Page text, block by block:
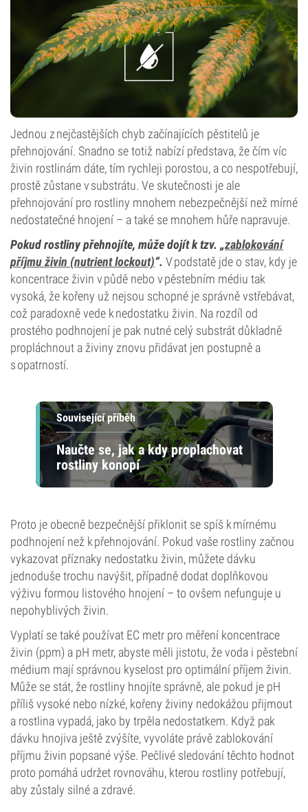
Jednou z nejčastějších chyb začínajících pěstitelů je
přehnojování. Snadno se totiž nabízí představa, že čím víc
živin rostlinám dáte, tím rychleji porostou, a co nespotřebují,
prostě zůstane v substrátu. Ve skutečnosti je ale
přehnojování pro rostliny mnohem nebezpečnější než mírné
nedostatečné hnojení – a také se mnohem hůře napravuje.
Pokud rostliny přehnojíte, může dojít k tzv. „zablokování
příjmu živin (nutrient lockout)“. V podstatě jde o stav, kdy je
koncentrace živin v půdě nebo v pěstebním médiu tak
vysoká, že kořeny už nejsou schopné je správně vstřebávat,
což paradoxně vede k nedostatku živin. Na rozdíl od
prostého podhnojení je pak nutné celý substrát důkladně
propláchnout a živiny znovu přidávat jen postupně a
s opatrností.
Související příběh
Naučte se, jak a kdy proplachovat
rostliny konopí
Proto je obecně bezpečnější přiklonit se spíš k mírnému
podhnojení než k přehnojování. Pokud vaše rostliny začnou
vykazovat příznaky nedostatku živin, můžete dávku
jednoduše trochu navýšit, případně dodat doplňkovou
výživu formou listového hnojení – to ovšem nefunguje u
nepohyblivých živin.
Vyplatí se také používat EC metr pro měření koncentrace
živin (ppm) a pH metr, abyste měli jistotu, že voda i pěstební
médium mají správnou kyselost pro optimální příjem živin.
Může se stát, že rostliny hnojíte správně, ale pokud je pH
příliš vysoké nebo nízké, kořeny živiny nedokážou přijmout
a rostlina vypadá, jako by trpěla nedostatkem. Když pak
dávku hnojiva ještě zvýšíte, vyvoláte právě zablokování
příjmu živin popsané výše. Pečlivé sledování těchto hodnot
proto pomáhá udržet rovnováhu, kterou rostliny potřebují,
aby zůstaly silné a zdravé.